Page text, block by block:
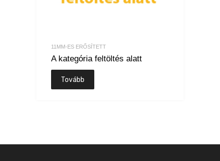
11MM-ES ERŐSÍTETT
A kategória feltöltés alatt
Tovább